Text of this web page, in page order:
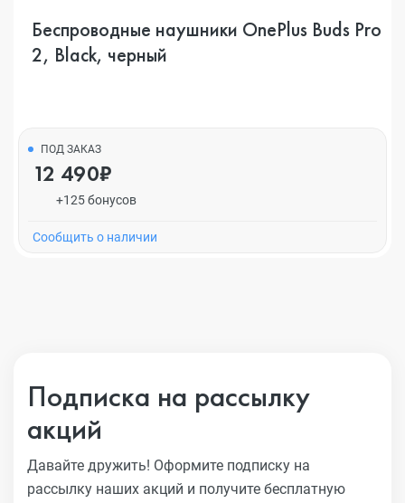
Беспроводные наушники OnePlus Buds Pro
2, Black, черный
ПОД ЗАКАЗ
12 490₽
+125 бонусов
Cообщить о наличии
Подписка на рассылку
акций
Давайте дружить! Оформите подписку на
рассылку наших акций и получите бесплатную